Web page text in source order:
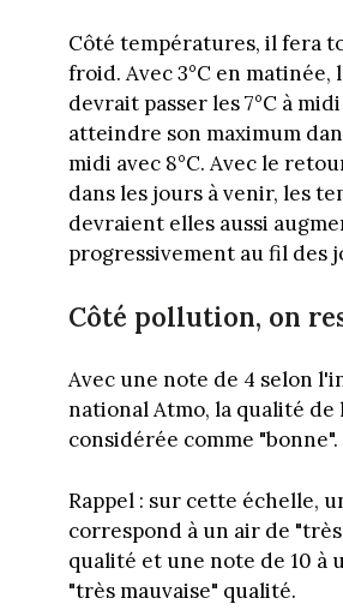
Côté températures, il fera
froid. Avec 3°C en matinée,
devrait passer les 7°C à
atteindre son maximum
midi avec 8°C. Avec le
dans les jours à venir, les
devraient elles aussi
progressivement au fil des
Côté pollution, on
Avec une note de 4 selon
national Atmo, la qualité de
considérée comme "bonne".
Rappel : sur cette échelle,
correspond à un air de
qualité et une note de 10 à
"très mauvaise" qualité.